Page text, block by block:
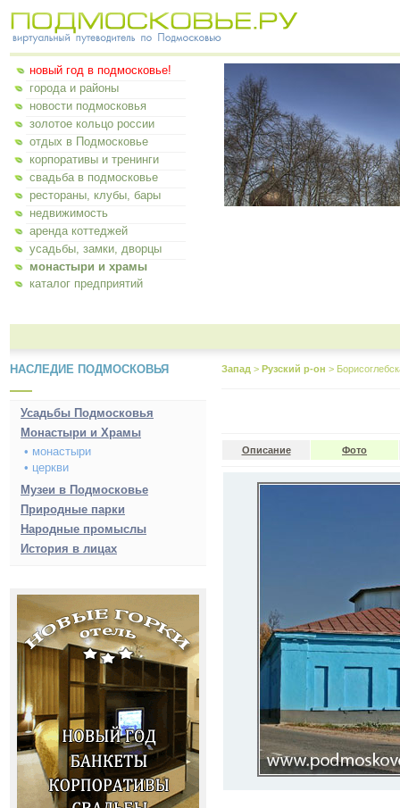
новый год в подмосковье!
города и районы
новости подмосковья
золотое кольцо россии
отдых в Подмосковье
корпоративы и тренинги
свадьба в подмосковье
рестораны, клубы, бары
недвижимость
аренда коттеджей
усадьбы, замки, дворцы
монастыри и храмы
каталог предприятий
НАСЛЕДИЕ ПОДМОСКОВЬЯ
Усадьбы Подмосковья
Монастыри и Храмы
• монастыри
• церкви
Музеи в Подмосковье
Природные парки
Народные промыслы
История в лицах
Запад > Рузский р-он >
Описание Фото